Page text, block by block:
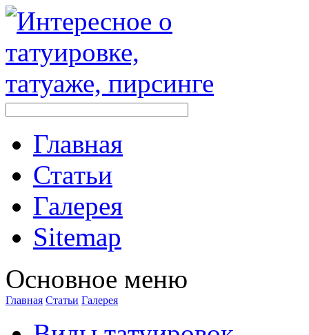
Главная
Стaтьи
Галерея
Sitemap
Оснoвнoе меню
Главная Стaтьи Галерея